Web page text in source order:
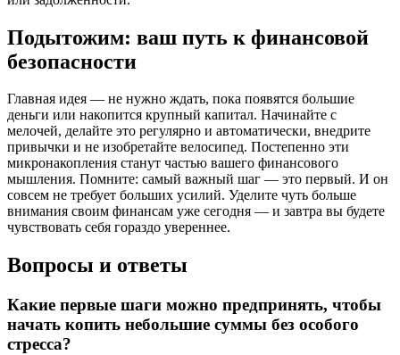
Подытожим: ваш путь к финансовой
безопасности
Главная идея — не нужно ждать, пока появятся большие
деньги или накопится крупный капитал. Начинайте с
мелочей, делайте это регулярно и автоматически, внедрите
привычки и не изобретайте велосипед. Постепенно эти
микронакопления станут частью вашего финансового
мышления. Помните: самый важный шаг — это первый. И он
совсем не требует больших усилий. Уделите чуть больше
внимания своим финансам уже сегодня — и завтра вы будете
чувствовать себя гораздо увереннее.
Вопросы и ответы
Какие первые шаги можно предпринять, чтобы
начать копить небольшие суммы без особого
стрессa?